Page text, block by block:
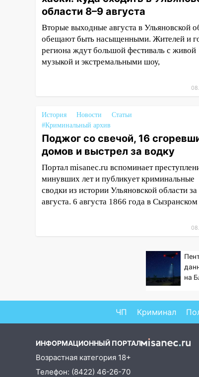
мотоциклисты и пешеходы.
Обзор крупных аварий в
Ульяновской области
08:30 Поджог со свечой, 16
сгоревших домов и выстрел за
водку
Какая погоды будет днем
06:45
Императорский мост в
Ульяновске останется
закрытым до утра 10 августа
05:18
Судьба готовит сюрприз:
гороскоп на 8 августа — кому
повезет с деньгами, а кого
ждет неожиданная встреча
04:47 В Ульяновской области
Ульяновские аграрии
отсрочкой платежа до декабря
управлении состоялось
торжественное мероприятие,
Дня сотрудника органов
следствия Российской
Федерации
области 8–9 августа
Вторые выходные августа в Ульяновской
обещают быть насыщенными. Жителей и
региона ждут большой фестиваль с живой
музыкой и экстремальными шоу,
История Новости
Статьи
#Криминальный архив
Поджог со свечой, 16
домов и выстрел за водку
Портал misanec.ru вспоминает
минувших лет и публикует криминальные
сводки из истории Ульяновской области
августа. 6 августа 1866 года в Сызранском
на
ЧП Криминал
ИНФОРМАЦИОННЫЙ ПОРТАЛ
Возрастная категория 18+
Телефон: (8422) 46-26-70